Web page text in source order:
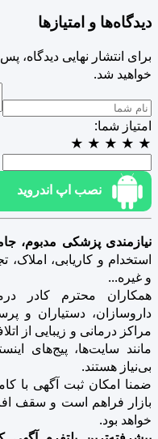
دیدگاه‌ها و امتیازها
برای انتشار نهایی دیدگاه،
خواهید شد.
امتیاز شما:
★
★
★
★
★
نصب اپ اندروید
نیازمندی پزشکی مدبوم،
استخدام و کاریابی،
و غیره...
همکاران محترم کادر
داروسازان، دستیاران و
مراکز درمانی و زیبایی از
مانند سایت‌ها، پیج‌های
بی‌نیاز هستند.
ضمنا امکان ثبت آگهی با
خواهد بود.